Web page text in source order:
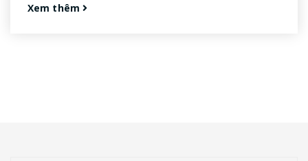
Xem thêm